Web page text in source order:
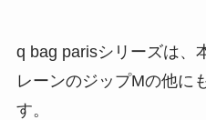
q bag parisシリーズは、
レーンのジップMの他に
す。